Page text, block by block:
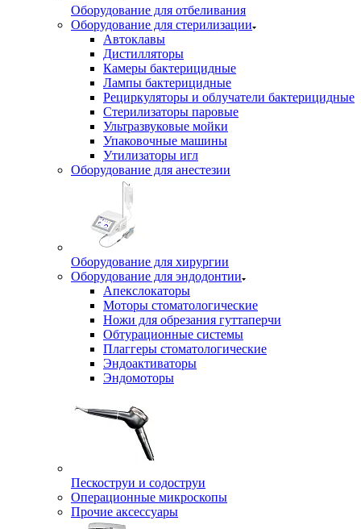
Оборудование для отбеливания
Оборудование для стерилизации
Автоклавы
Дистилляторы
Камеры бактерицидные
Лампы бактерицидные
Рециркуляторы и облучатели бактерицидные
Стерилизаторы паровые
Ультразвуковые мойки
Упаковочные машины
Утилизаторы игл
Оборудование для анестезии
Оборудование для хирургии
Оборудование для эндодонтии
Апекслокаторы
Моторы стоматологические
Ножи для обрезания гуттаперчи
Обтурационные системы
Плаггеры стоматологические
Эндоактиваторы
Эндомоторы
Пескоструи и содоструи
Операционные микроскопы
Прочие аксессуары